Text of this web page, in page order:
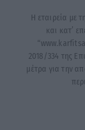
Η εταιρεία με
και κατ’
2018/334 της
μέτρα για την